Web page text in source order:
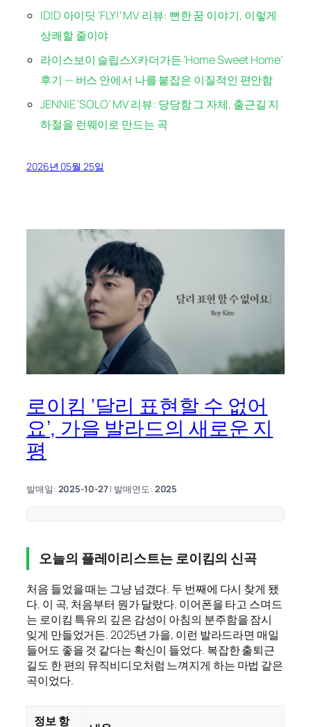
IDID 아이딧 ‘FLY!’ MV 리뷰: 뻔한 꿈 이야기, 이렇게
상쾌할 줄이야
라이스보이 슬립스X카더가든 ‘Home Sweet Home’
후기 — 버스 안에서 나를 붙잡은 이질적인 편안함
JENNIE ‘SOLO’ MV 리뷰: 당당함 그 자체, 출근길 지
하철을 런웨이로 만드는 곡
2026년 05월 25일
로이킴 ‘달리 표현할 수 없어
요’, 가을 발라드의 새로운 지
평
발매일: 2025-10-27| 발매연도: 2025
오늘의 플레이리스트는 로이킴의 신곡
처음 들었을 때는 그냥 넘겼다. 두 번째에 다시 찾게 됐
다. 이 곡, 처음부터 뭔가 달랐다. 이어폰을 타고 스며드
는 로이킴 특유의 깊은 감성이 아침의 분주함을 잠시
잊게 만들었거든. 2025년 가을, 이런 발라드라면 매일
들어도 좋을 것 같다는 확신이 들었다. 복잡한 출퇴근
길도 한 편의 뮤직비디오처럼 느껴지게 하는 마법 같은
곡이었다.
정보 항